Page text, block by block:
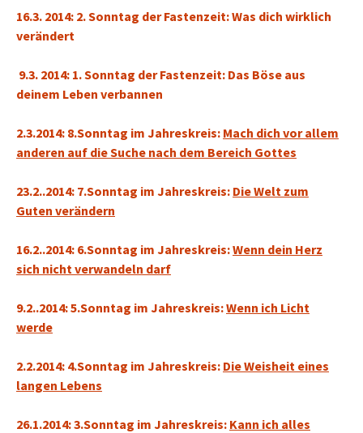
16.3. 2014: 2. Sonntag der Fastenzeit: Was dich wirklich
verändert
9.3. 2014: 1. Sonntag der Fastenzeit: Das Böse aus
deinem Leben verbannen
2.3.2014: 8.Sonntag im Jahreskreis: Mach dich vor allem
anderen auf die Suche nach dem Bereich Gottes
23.2..2014: 7.Sonntag im Jahreskreis: Die Welt zum
Guten verändern
16.2..2014: 6.Sonntag im Jahreskreis:Wenn dein Herz
sich nicht verwandeln darf
9.2..2014: 5.Sonntag im Jahreskreis:Wenn ich Licht
werde
2.2.2014: 4.Sonntag im Jahreskreis: Die Weisheit eines
langen Lebens
26.1.2014: 3.Sonntag im Jahreskreis: Kann ich alles